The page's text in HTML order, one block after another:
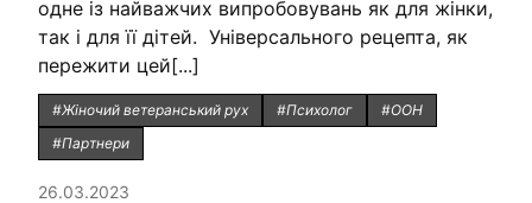
одне із найважчих випробовувань як для жінки,
так і для її дітей. Універсального рецепта, як
пережити цей[...]
#Жіночий ветеранський рух #Психолог
#ООН
#Партнери
26.03.2023